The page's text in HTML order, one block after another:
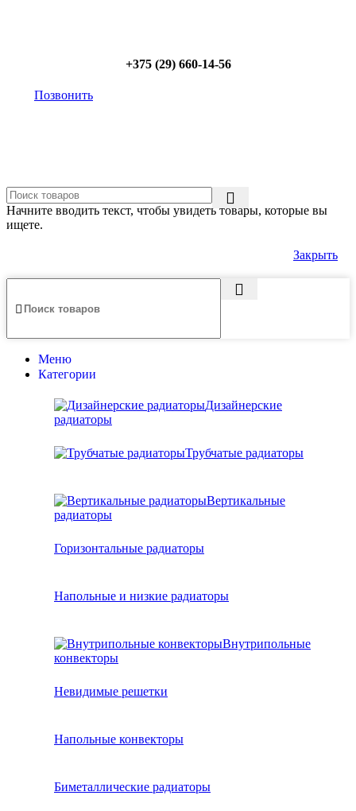
+375 (29) 660-14-56
Позвонить
Начните вводить текст, чтобы увидеть товары, которые вы
ищете.
Закрыть
Меню
Категории
Дизайнерские
радиаторы
Трубчатые радиаторы
Вертикальные
радиаторы
Горизонтальные радиаторы
Напольные и низкие радиаторы
Внутрипольные
конвекторы
Невидимые решетки
Напольные конвекторы
Биметаллические радиаторы